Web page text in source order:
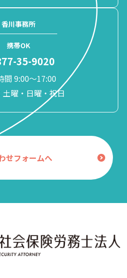
香川事務所
携帯OK
35-9020
間 9:00〜17:00
土曜・日曜・祝日
せフォームへ